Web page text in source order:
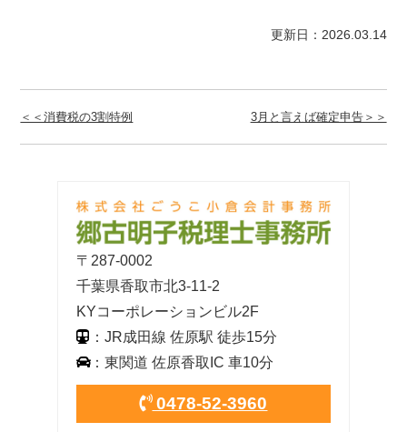
更新日：2026.03.14
＜＜消費税の3割特例 3月と言えば確定申告＞＞
〒287-0002
千葉県香取市北3-11-2
KYコーポレーションビル2F
：JR成田線 佐原駅 徒歩15分
：東関道 佐原香取IC 車10分
0478-52-3960